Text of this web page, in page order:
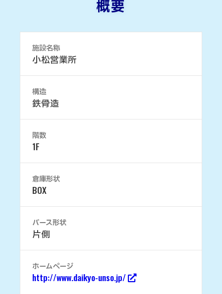
概要
施設名称
小松営業所
構造
鉄骨造
階数
1F
倉庫形状
BOX
バース形状
片側
ホームページ
http://www.daikyo-unso.jp/